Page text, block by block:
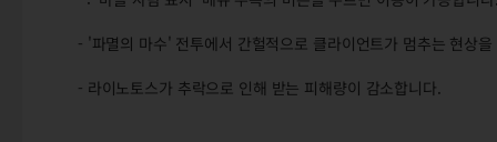
- '파멸의 마수' 전투에서 간헐적으로 클라이언트가 멈추는 현상
- 라이노토스가 추락으로 인해 받는 피해량이 감소합니다.